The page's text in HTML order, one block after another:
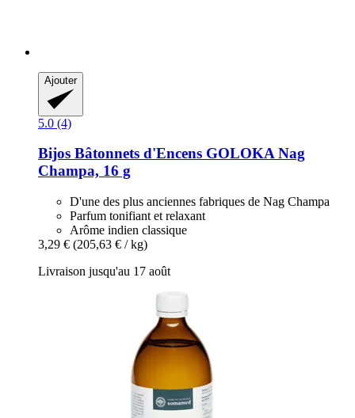
Ajouter
5.0 (4)
Bijos Bâtonnets d'Encens GOLOKA Nag
Champa, 16 g
D'une des plus anciennes fabriques de Nag Champa
Parfum tonifiant et relaxant
Arôme indien classique
3,29 € (205,63 € / kg)
Livraison jusqu'au 17 août